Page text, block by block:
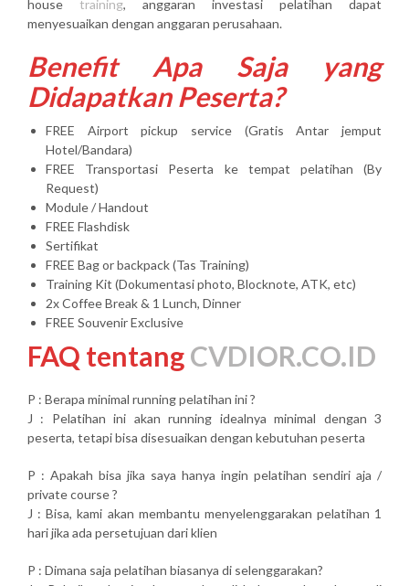
house training, anggaran investasi pelatihan dapat
menyesuaikan dengan anggaran perusahaan.
Benefit Apa Saja yang
Didapatkan Peserta?
FREE Airport pickup service (Gratis Antar jemput
Hotel/Bandara)
FREE Transportasi Peserta ke tempat pelatihan (By
Request)
Module / Handout
FREE Flashdisk
Sertifikat
FREE Bag or backpack (Tas Training)
Training Kit (Dokumentasi photo, Blocknote, ATK, etc)
2x Coffee Break & 1 Lunch, Dinner
FREE Souvenir Exclusive
FAQ tentangCVDIOR.CO.ID
P : Berapa minimal running pelatihan ini ?
J : Pelatihan ini akan running idealnya minimal dengan 3
peserta, tetapi bisa disesuaikan dengan kebutuhan peserta
P : Apakah bisa jika saya hanya ingin pelatihan sendiri aja /
private course ?
J : Bisa, kami akan membantu menyelenggarakan pelatihan 1
hari jika ada persetujuan dari klien
P : Dimana saja pelatihan biasanya di selenggarakan?